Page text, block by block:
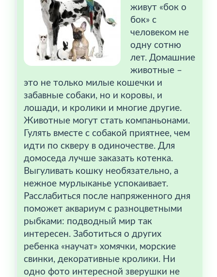
живут «бок о
бок» с
человеком не
одну сотню
лет. Домашние
животные –
это не только милые кошечки и
забавные собаки, но и коровы, и
лошади, и кролики и многие другие.
Животные могут стать компаньонами.
Гулять вместе с собакой приятнее, чем
идти по скверу в одиночестве. Для
домоседа лучше заказать котенка.
Выгуливать кошку необязательно, а
нежное мурлыканье успокаивает.
Расслабиться после напряженного дня
поможет аквариум с разноцветными
рыбками: подводный мир так
интересен. Заботиться о других
ребенка «научат» хомячки, морские
свинки, декоративные кролики. Ни
одно фото интересной зверушки не